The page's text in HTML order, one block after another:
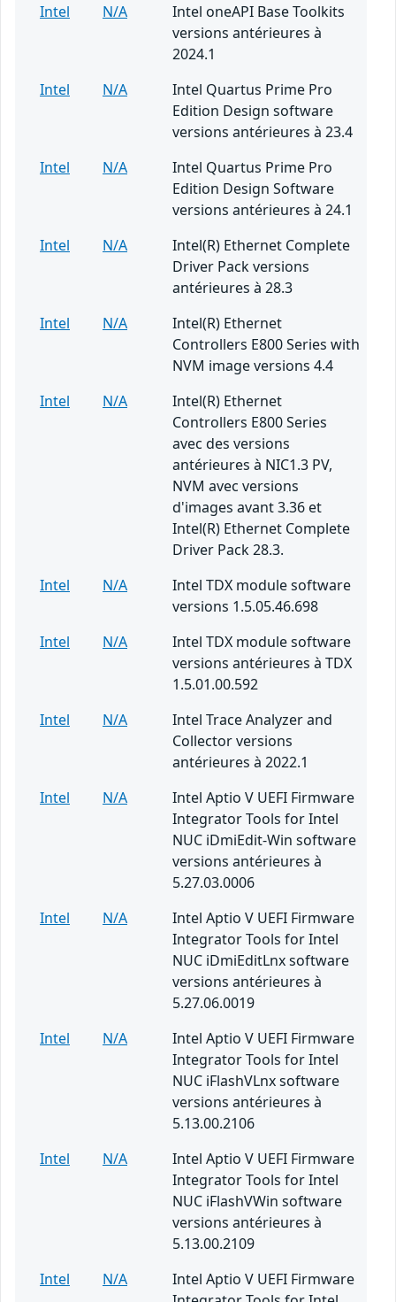
Intel
N/A
Intel oneAPI Base Toolkits
versions antérieures à
2024.1
Intel
N/A
Intel Quartus Prime Pro
Edition Design software
versions antérieures à 23.4
Intel
N/A
Intel Quartus Prime Pro
Edition Design Software
versions antérieures à 24.1
Intel
N/A
Intel(R) Ethernet Complete
Driver Pack versions
antérieures à 28.3
Intel
N/A
Intel(R) Ethernet
Controllers E800 Series with
NVM image versions 4.4
Intel
N/A
Intel(R) Ethernet
Controllers E800 Series
avec des versions
antérieures à NIC1.3 PV,
NVM avec versions
d'images avant 3.36 et
Intel(R) Ethernet Complete
Driver Pack 28.3.
Intel
N/A
Intel TDX module software
versions 1.5.05.46.698
Intel
N/A
Intel TDX module software
versions antérieures à TDX
1.5.01.00.592
Intel
N/A
Intel Trace Analyzer and
Collector versions
antérieures à 2022.1
Intel
N/A
Intel Aptio V UEFI Firmware
Integrator Tools for Intel
NUC iDmiEdit-Win software
versions antérieures à
5.27.03.0006
Intel
N/A
Intel Aptio V UEFI Firmware
Integrator Tools for Intel
NUC iDmiEditLnx software
versions antérieures à
5.27.06.0019
Intel
N/A
Intel Aptio V UEFI Firmware
Integrator Tools for Intel
NUC iFlashVLnx software
versions antérieures à
5.13.00.2106
Intel
N/A
Intel Aptio V UEFI Firmware
Integrator Tools for Intel
NUC iFlashVWin software
versions antérieures à
5.13.00.2109
Intel
N/A
Intel Aptio V UEFI Firmware